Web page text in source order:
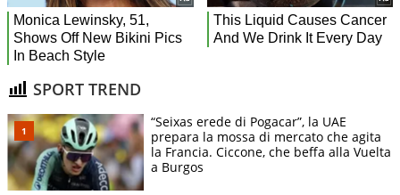
SPORT TREND
“Seixas erede di Pogacar”, la UAE
prepara la mossa di mercato che agita
la Francia. Ciccone, che beffa alla Vuelta
a Burgos